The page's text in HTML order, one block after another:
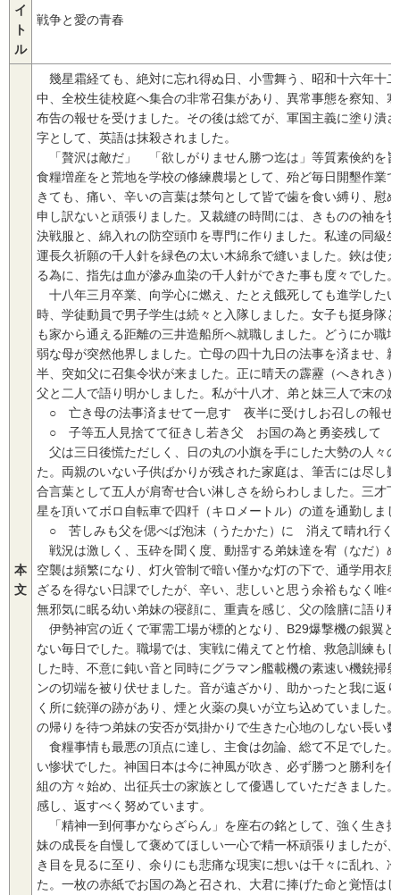
イ
ト
ル
戦争と愛の青春
本
文
幾星霜経ても、絶対に忘れ得ぬ日、小雪舞う、昭和十六年十
中、全校生徒校庭へ集合の非常召集があり、異常事態を察知、
布告の報せを受けました。その後は総てが、軍国主義に塗り潰
字として、英語は抹殺されました。
「贅沢は敵だ」 「欲しがりません勝つ迄は」等質素倹約を
食糧増産をと荒地を学校の修練農場として、殆ど毎日開墾作業
きても、痛い、辛いの言葉は禁句として皆で歯を食い縛り、慰
申し訳ないと頑張りました。又裁縫の時間には、きものの袖を
決戦服と、綿入れの防空頭巾を専門に作りました。私達の同級
運長久祈願の千人針を緑色の太い木綿糸で縫いました。鋏は使
る為に、指先は血が滲み血染の千人針ができた事も度々でした。
十八年三月卒業、向学心に燃え、たとえ餓死しても進学した
時、学徒動員で男子学生は続々と入隊しました。女子も挺身隊
も家から通える距離の三井造船所へ就職しました。どうにか職
弱な母が突然他界しました。亡母の四十九日の法事を済ませ、
半、突如父に召集令状が来ました。正に晴天の霹靂（へきれき
父と二人で語り明かしました。私が十八才、弟と妹三人で末の
○ 亡き母の法事済ませて一息す 夜半に受けしお召しの報せ
○ 子等五人見捨てて征きし若き父 お国の為と勇姿残して
父は三日後慌ただしく、日の丸の小旗を手にした大勢の人々
た。両親のいない子供ばかりが残された家庭は、筆舌には尽し
合言葉として五人が肩寄せ合い淋しさを紛らわしました。三才
星を頂いてボロ自転車で四粁（キロメートル）の道を通勤しま
○ 苦しみも父を偲べば泡沫（うたかた）に 消えて晴れ行く
戦況は激しく、玉砕を聞く度、動揺する弟妹達を宥（なだ）
空襲は頻繁になり、灯火管制で暗い僅かな灯の下で、通学用衣
ざるを得ない日課でしたが、辛い、悲しいと思う余裕もなく唯
無邪気に眠る幼い弟妹の寝顔に、重責を感じ、父の陰膳に語り
伊勢神宮の近くで軍需工場が標的となり、B29爆撃機の銀翼
ない毎日でした。職場では、実戦に備えてと竹槍、救急訓練も
した時、不意に鈍い音と同時にグラマン艦載機の素速い機銃掃
ンの切端を被り伏せました。音が遠ざかり、助かったと我に返
く所に銃弾の跡があり、煙と火薬の臭いが立ち込めていました
の帰りを待つ弟妹の安否が気掛かりで生きた心地のしない長い
食糧事情も最悪の頂点に達し、主食は勿論、総て不足でした
い惨状でした。神国日本は今に神風が吹き、必ず勝つと勝利を
組の方々始め、出征兵士の家族として優遇していただきました
感し、返すべく努めています。
「精神一到何事かならざらん」を座右の銘として、強く生き
妹の成長を自慢して褒めてほしい一心で精一杯頑張りましたが
き目を見るに至り、余りにも悲痛な現実に想いは千々に乱れ、
た。一枚の赤紙でお国の為と召され、大君に捧げた命と覚悟は